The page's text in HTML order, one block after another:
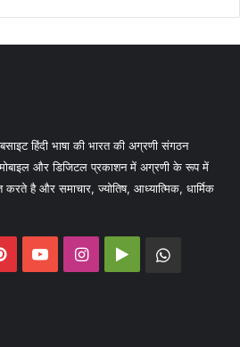
हिंदी भाषा की भारत की अग्रणी संगठन
और डिजिटल प्रकाशन में अग्रणी के रूप में
करते है और समाचार, ज्योतिष, आध्यात्मिक, धार्मिक
PinterestYouTubeInstagram
Google